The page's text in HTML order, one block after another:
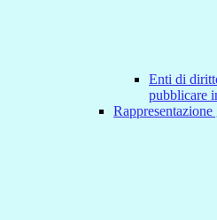
Enti di
pubblicare
Rappresentazione